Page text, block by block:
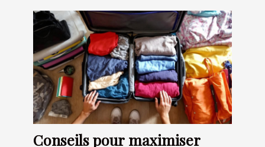
Conseils pour maximiser